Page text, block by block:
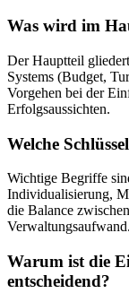
Was wird im
Der Hauptteil
Systems (Budget,
Vorgehen bei der
Erfolgsaussichten.
Welche
Wichtige Begriffe
Individualisierung,
die Balance
Verwaltungsaufwand.
Warum ist die
entscheidend?